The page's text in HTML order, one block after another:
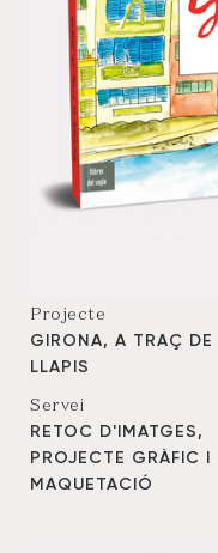
Projecte
GIRONA, A TRAÇ DE
LLAPIS
Servei
RETOC D'IMATGES,
PROJECTE GRÀFIC I
MAQUETACIÓ